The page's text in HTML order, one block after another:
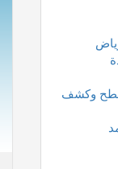
وكشف